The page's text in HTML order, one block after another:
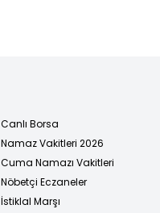
Canlı Borsa
Namaz Vakitleri 2026
Cuma Namazı Vakitleri
Nöbetçi Eczaneler
İstiklal Marşı